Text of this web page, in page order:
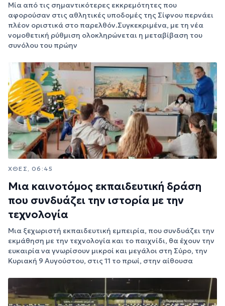
Μία από τις σημαντικότερες εκκρεμότητες που
αφορούσαν στις αθλητικές υποδομές της Σίφνου περνάει
πλέον οριστικά στο παρελθόν.Συγκεκριμένα, με τη νέα
νομοθετική ρύθμιση ολοκληρώνεται η μεταβίβαση του
συνόλου του πρώην
ΧΘΕΣ, 06:45
Μια καινοτόμος εκπαιδευτική δράση
που συνδυάζει την ιστορία με την
τεχνολογία
Μια ξεχωριστή εκπαιδευτική εμπειρία, που συνδυάζει την
εκμάθηση με την τεχνολογία και το παιχνίδι, θα έχουν την
ευκαιρία να γνωρίσουν μικροί και μεγάλοι στη Σύρο, την
Κυριακή 9 Αυγούστου, στις 11 το πρωί, στην αίθουσα